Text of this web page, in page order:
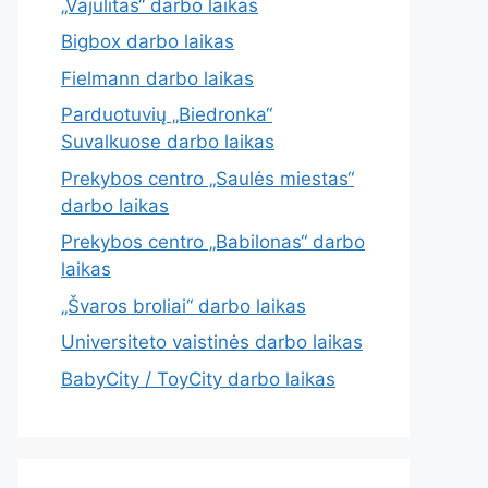
„Vajulitas“ darbo laikas
Bigbox darbo laikas
Fielmann darbo laikas
Parduotuvių „Biedronka“
Suvalkuose darbo laikas
Prekybos centro „Saulės miestas“
darbo laikas
Prekybos centro „Babilonas“ darbo
laikas
„Švaros broliai“ darbo laikas
Universiteto vaistinės darbo laikas
BabyCity / ToyCity darbo laikas